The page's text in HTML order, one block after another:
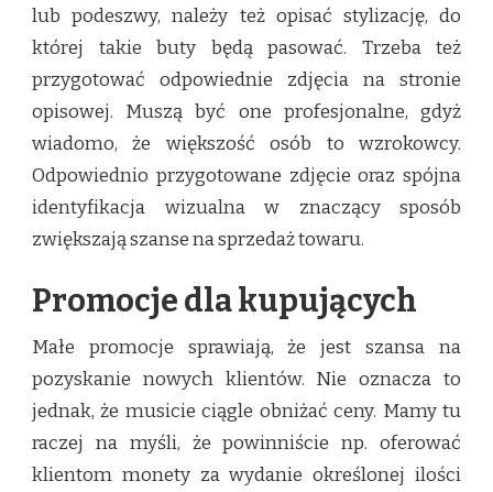
lub podeszwy, należy też opisać stylizację, do
której takie buty będą pasować. Trzeba też
przygotować odpowiednie zdjęcia na stronie
opisowej. Muszą być one profesjonalne, gdyż
wiadomo, że większość osób to wzrokowcy.
Odpowiednio przygotowane zdjęcie oraz spójna
identyfikacja wizualna w znaczący sposób
zwiększają szanse na sprzedaż towaru.
Promocje dla kupujących
Małe promocje sprawiają, że jest szansa na
pozyskanie nowych klientów. Nie oznacza to
jednak, że musicie ciągle obniżać ceny. Mamy tu
raczej na myśli, że powinniście np. oferować
klientom monety za wydanie określonej ilości